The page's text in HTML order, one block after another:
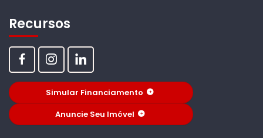
Recursos
Simular Financiamento
Anuncie Seu Imóvel